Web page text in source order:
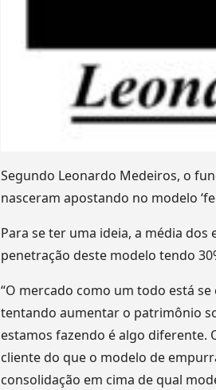
Segundo Leonardo Medeiros, o
nasceram apostando no modelo
Para se ter uma ideia, a média dos
penetração deste modelo tendo
“O mercado como um todo está
tentando aumentar o patrimônio
estamos fazendo é algo
cliente do que o modelo de
consolidação em cima de qual